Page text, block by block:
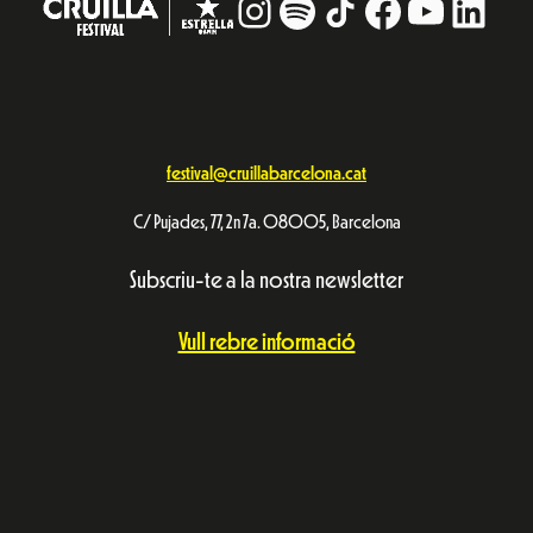
Instagram
# TikTokFacebook
festival@cruillabarcelona.cat
C/ Pujades, 77, 2n 7a. 08005, Barcelona
Subscriu-te a la nostra newsletter
Vull rebre informació